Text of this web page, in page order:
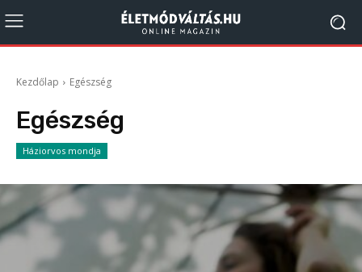
Kezdőlap Egészség
Egészség
Háziorvos mondja